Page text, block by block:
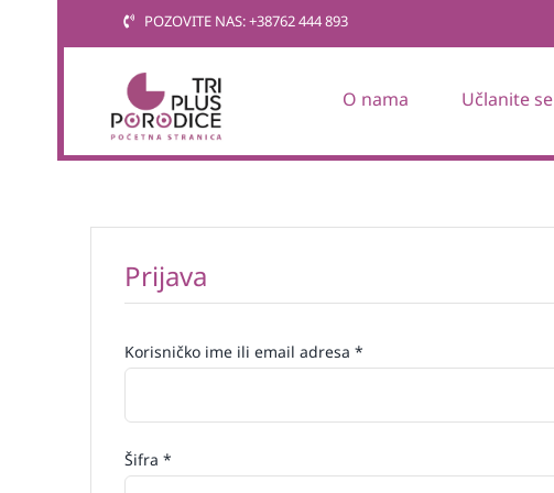
POZOVITE NAS: +38762 444 893
O nama Učlanite se
Prijava
Korisničko ime ili email adresa *
Šifra *